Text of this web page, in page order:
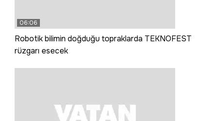
06:06
Robotik bilimin doğduğu topraklarda TEKNOFEST
rüzgarı esecek